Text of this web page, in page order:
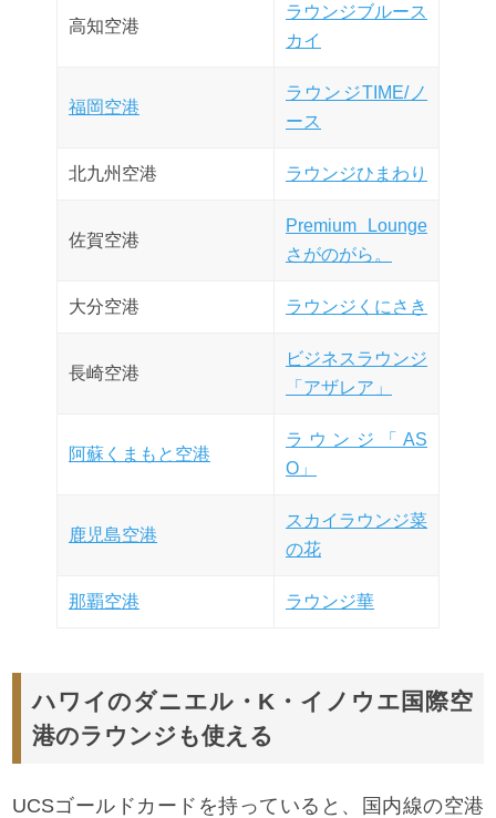
高知空港
ラウンジブルース
カイ
福岡空港
ラウンジTIME/ノ
ース
北九州空港 ラウンジひまわり
佐賀空港
Premium Lounge
さがのがら。
大分空港 ラウンジくにさき
長崎空港
ビジネスラウンジ
「アザレア」
阿蘇くまもと空港
ラウンジ「AS
O」
鹿児島空港
スカイラウンジ菜
の花
那覇空港 ラウンジ華
ハワイのダニエル・K・イノウエ国際空
港のラウンジも使える
UCSゴールドカードを持っていると、国内線の空港